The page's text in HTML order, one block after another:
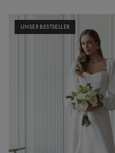
UNSER BESTSELLER